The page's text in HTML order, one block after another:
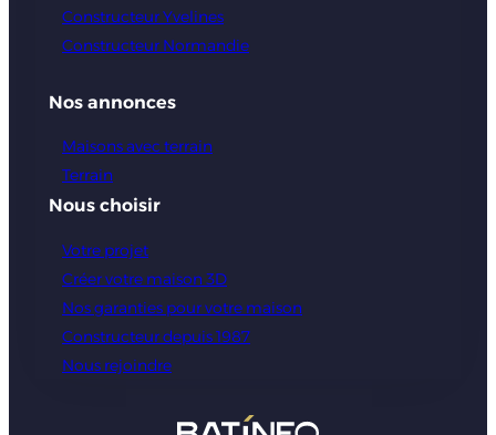
Constructeur Yvelines
Constructeur Normandie
Nos annonces
Maisons avec terrain
Terrain
Nous choisir
Votre projet
Créer votre maison 3D
Nos garanties pour votre maison
Constructeur depuis 1987
Nous rejoindre